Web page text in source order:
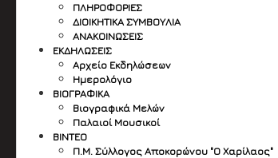
ΠΛΗΡΟΦΟΡΙΕΣ
ΔΙΟΙΚΗΤΙΚΑ ΣΥΜΒΟΥΛΙΑ
ΑΝΑΚΟΙΝΩΣΕΙΣ
ΕΚΔΗΛΏΣΕΙΣ
Αρχείο Εκδηλώσεων
Ημερολόγιο
ΒΙΟΓΡΑΦΙΚΆ
Βιογραφικά Μελών
Παλαιοί Μουσικοί
ΒΙΝΤΕΟ
Π.Μ. Σύλλογος Αποκορώνου "Ο Χαρίλαος"